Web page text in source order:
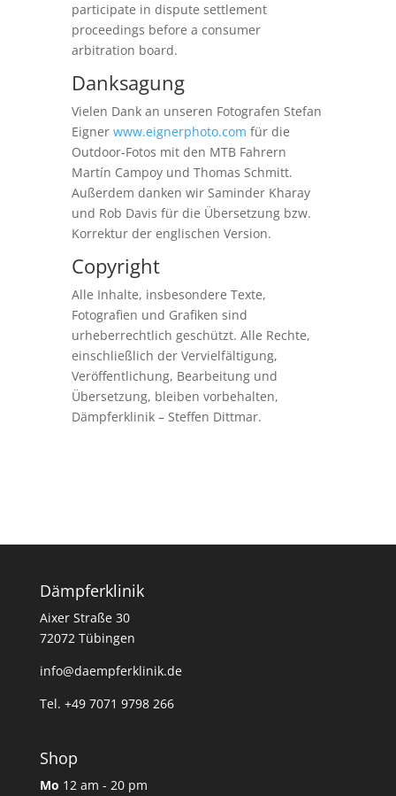
participate in dispute settlement
proceedings before a consumer
arbitration board.
Danksagung
Vielen Dank an unseren Fotografen Stefan
Eigner www.eignerphoto.com für die
Outdoor-Fotos mit den MTB Fahrern
Martín Campoy und Thomas Schmitt.
Außerdem danken wir Saminder Kharay
und Rob Davis für die Übersetzung bzw.
Korrektur der englischen Version.
Copyright
Alle Inhalte, insbesondere Texte,
Fotografien und Grafiken sind
urheberrechtlich geschützt. Alle Rechte,
einschließlich der Vervielfältigung,
Veröffentlichung, Bearbeitung und
Übersetzung, bleiben vorbehalten,
Dämpferklinik – Steffen Dittmar.
Dämpferklinik
Aixer Straße 30
72072 Tübingen
info@daempferklinik.de
Tel. +49 7071 9798 266
Shop
Mo 12 am - 20 pm